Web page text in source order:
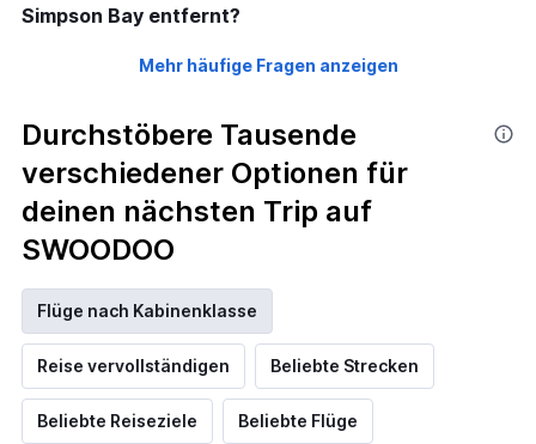
Simpson Bay entfernt?
Mehr häufige Fragen anzeigen
Durchstöbere Tausende
verschiedener Optionen für
deinen nächsten Trip auf
SWOODOO
Flüge nach Kabinenklasse
Reise vervollständigen Beliebte Strecken
Beliebte Reiseziele Beliebte Flüge